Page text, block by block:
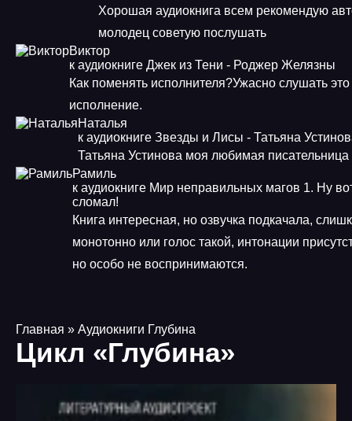
Хорошая аудиокнига всем рекомендую
молодец советую послушать
Виктор
к аудиокниге Джек из Тени - Роджер Желязны
Как поменять исполнителя?Ужасно слушать это
исполнение.
Наталья
к аудиокниге Звезды и Лисы - Татьяна
Татьяна Устинова моя любимая писательница
Рамиль
к аудиокниге Мир неправильных магов 1. Ну
сломал!
Книга интересная, но озвучка подкачала,
монотонно или голос такой, интонации
но особо не воспринимаются.
Главная » Аудиокниги Глубина
Цикл «Глубина»